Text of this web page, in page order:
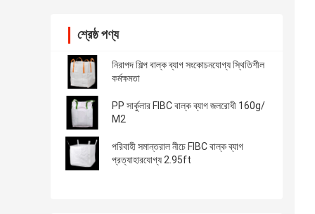
শ্রেষ্ঠ পণ্য
নিরাপদ শিল্প বাল্ক ব্যাগ সংকোচনযোগ্য স্থিতিশীল
কর্মক্ষমতা
PP সার্কুলার FIBC বাল্ক ব্যাগ জলরোধী 160g/
M2
পরিবাহী সমান্তরাল নীচে FIBC বাল্ক ব্যাগ
প্রত্যাহারযোগ্য 2.95ft